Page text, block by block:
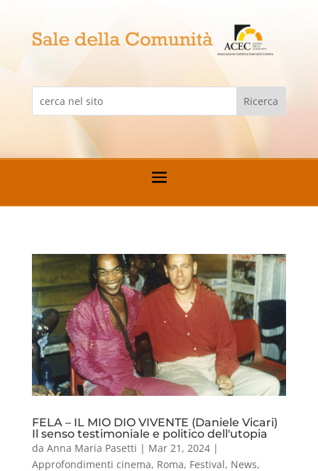
FELA – IL MIO DIO VIVENTE (Daniele Vicari)
Il senso testimoniale e politico dell'utopia
da Anna Maria Pasetti | Mar 21, 2024|
Approfondimenti cinema, Roma, Festival, News,